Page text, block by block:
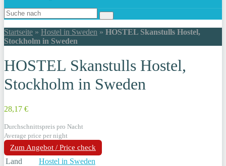
Startseite » Hostel in Sweden » HOSTEL Skanstulls Hostel,
Stockholm in Sweden
HOSTEL Skanstulls Hostel,
Stockholm in Sweden
28,17 €
Durchschnittspreis pro Nacht
Average price per night
Zum Angebot / Price check
Land
Hostel in Sweden